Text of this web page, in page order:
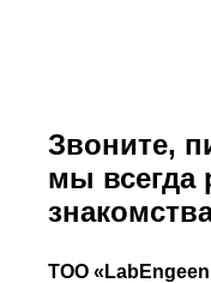
Звоните,
мы
ТОО